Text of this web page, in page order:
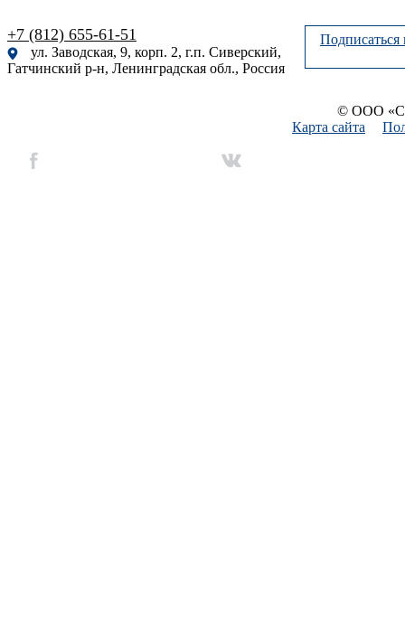
+7 (812) 655-61-51
ул. Заводская, 9, корп. 2, г.п. Сиверский,
Гатчинский р-н, Ленинградская обл., Россия
Подписаться
© ООО
Карта сайта